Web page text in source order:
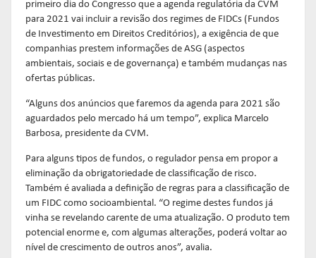
primeiro dia do Congresso que a agenda regulatória da CVM
para 2021 vai incluir a revisão dos regimes de FIDCs (Fundos
de Investimento em Direitos Creditórios), a exigência de que
companhias prestem informações de ASG (aspectos
ambientais, sociais e de governança) e também mudanças nas
ofertas públicas.
“Alguns dos anúncios que faremos da agenda para 2021 são
aguardados pelo mercado há um tempo”, explica Marcelo
Barbosa, presidente da CVM.
Para alguns tipos de fundos, o regulador pensa em propor a
eliminação da obrigatoriedade de classificação de risco.
Também é avaliada a definição de regras para a classificação de
um FIDC como socioambiental. “O regime destes fundos já
vinha se revelando carente de uma atualização. O produto tem
potencial enorme e, com algumas alterações, poderá voltar ao
nível de crescimento de outros anos”, avalia.